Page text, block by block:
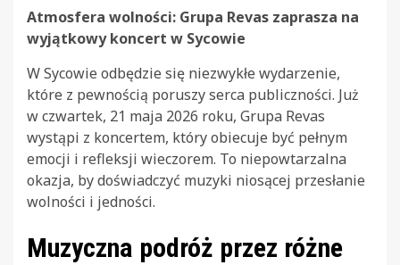
Atmosfera wolności: Grupa Revas zaprasza na
wyjątkowy koncert w Sycowie
W Sycowie odbędzie się niezwykłe wydarzenie,
które z pewnością poruszy serca publiczności. Już
w czwartek, 21 maja 2026 roku, Grupa Revas
wystąpi z koncertem, który obiecuje być pełnym
emocji i refleksji wieczorem. To niepowtarzalna
okazja, by doświadczyć muzyki niosącej przesłanie
wolności i jedności.
Muzyczna podróż przez różne